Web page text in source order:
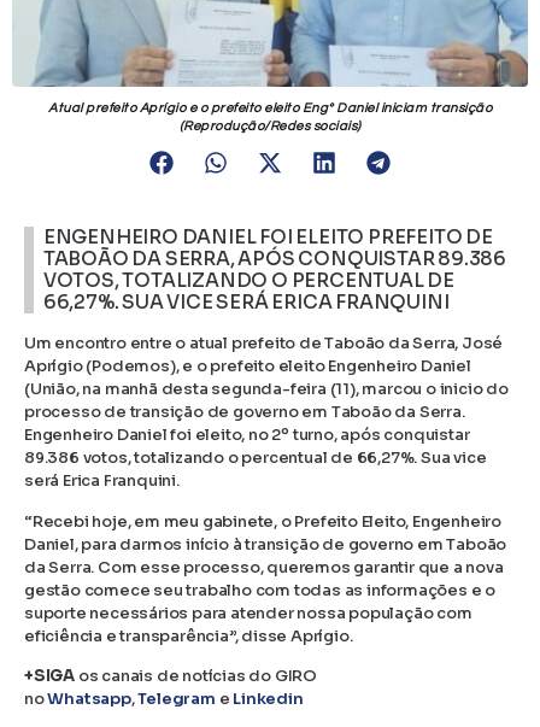
Atual prefeito Aprígio e o prefeito eleito Engº Daniel iniciam transição
(Reprodução/Redes sociais)
ENGENHEIRO DANIEL FOI ELEITO PREFEITO DE
TABOÃO DA SERRA, APÓS CONQUISTAR 89.386
VOTOS, TOTALIZANDO O PERCENTUAL DE
66,27%. SUA VICE SERÁ ERICA FRANQUINI
Um encontro entre o atual prefeito de Taboão da Serra, José
Aprígio (Podemos), e o prefeito eleito Engenheiro Daniel
(União, na manhã desta segunda-feira (11), marcou o inicio do
processo de transição de governo em Taboão da Serra.
Engenheiro Daniel foi eleito, no 2º turno, após conquistar
89.386 votos, totalizando o percentual de 66,27%. Sua vice
será Erica Franquini.
“Recebi hoje, em meu gabinete, o Prefeito Eleito, Engenheiro
Daniel, para darmos início à transição de governo em Taboão
da Serra. Com esse processo, queremos garantir que a nova
gestão comece seu trabalho com todas as informações e o
suporte necessários para atender nossa população com
eficiência e transparência”, disse Aprígio.
+SIGA os canais de notícias do GIRO
noWhatsapp,Telegram e Linkedin